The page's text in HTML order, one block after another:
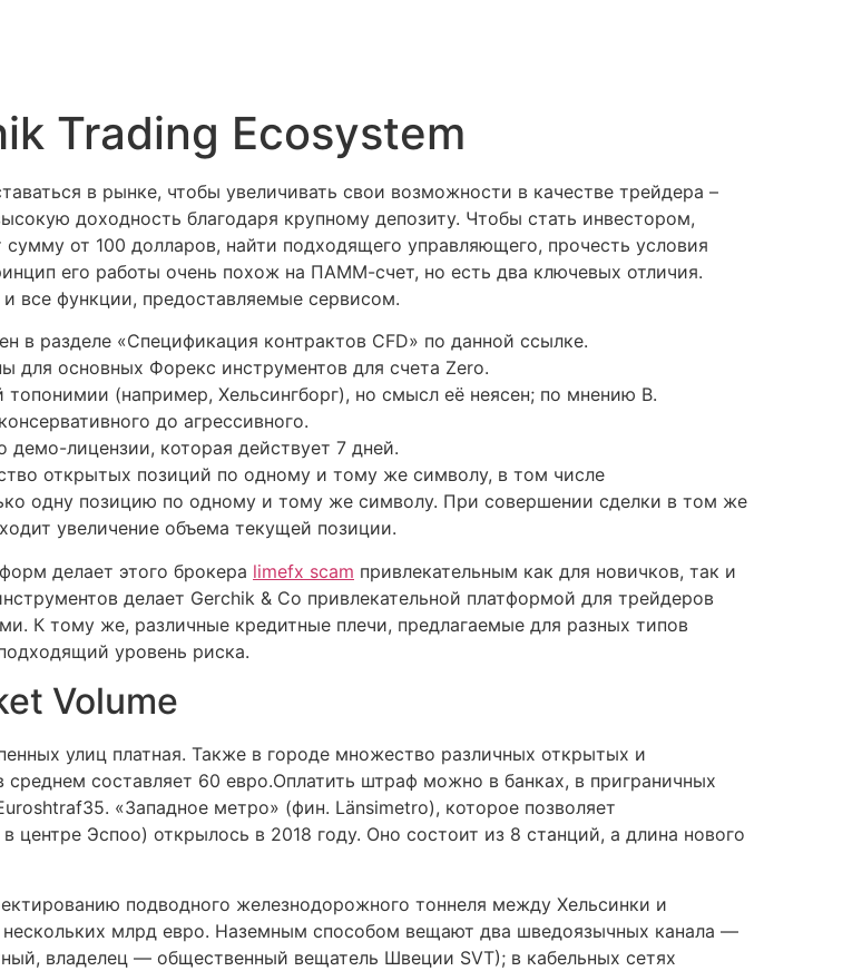
Trading Ecosystem
в рынке, чтобы увеличивать свои возможности в качестве трейдера –
доходность благодаря крупному депозиту. Чтобы стать инвестором,
от 100 долларов, найти подходящего управляющего, прочесть условия
его работы очень похож на ПАММ-счет, но есть два ключевых отличия.
все функции, предоставляемые сервисом.
в разделе «Спецификация контрактов CFD» по данной ссылке.
для основных Форекс инструментов для счета Zero.
топонимии (например, Хельсингборг), но смысл её неясен; по мнению В.
до агрессивного.
лицензии, которая действует 7 дней.
открытых позиций по одному и тому же символу, в том числе
одну позицию по одному и тому же символу. При совершении сделки в том же
увеличение объема текущей позиции.
делает этого брокера limefx scam привлекательным как для новичков, так и
делает Gerchik & Co привлекательной платформой для трейдеров
К тому же, различные кредитные плечи, предлагаемые для разных типов
уровень риска.
Volume
улиц платная. Также в городе множество различных открытых и
составляет 60 евро.Оплатить штраф можно в банках, в приграничных
«Западное метро» (фин. Länsimetro), которое позволяет
Эспоо) открылось в 2018 году. Оно состоит из 8 станций, а длина нового
подводного железнодорожного тоннеля между Хельсинки и
нескольких млрд евро. Наземным способом вещают два шведоязычных канала —
владелец — общественный вещатель Швеции SVT); в кабельных сетях